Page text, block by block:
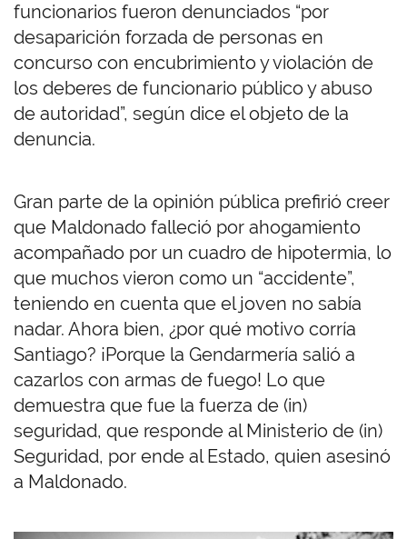
funcionarios fueron denunciados “por
desaparición forzada de personas en
concurso con encubrimiento y violación de
los deberes de funcionario público y abuso
de autoridad”, según dice el objeto de la
denuncia.
Gran parte de la opinión pública prefirió creer
que Maldonado falleció por ahogamiento
acompañado por un cuadro de hipotermia, lo
que muchos vieron como un “accidente”,
teniendo en cuenta que el joven no sabía
nadar. Ahora bien, ¿por qué motivo corría
Santiago? ¡Porque la Gendarmería salió a
cazarlos con armas de fuego! Lo que
demuestra que fue la fuerza de (in)
seguridad, que responde al Ministerio de (in)
Seguridad, por ende al Estado, quien asesinó
a Maldonado.